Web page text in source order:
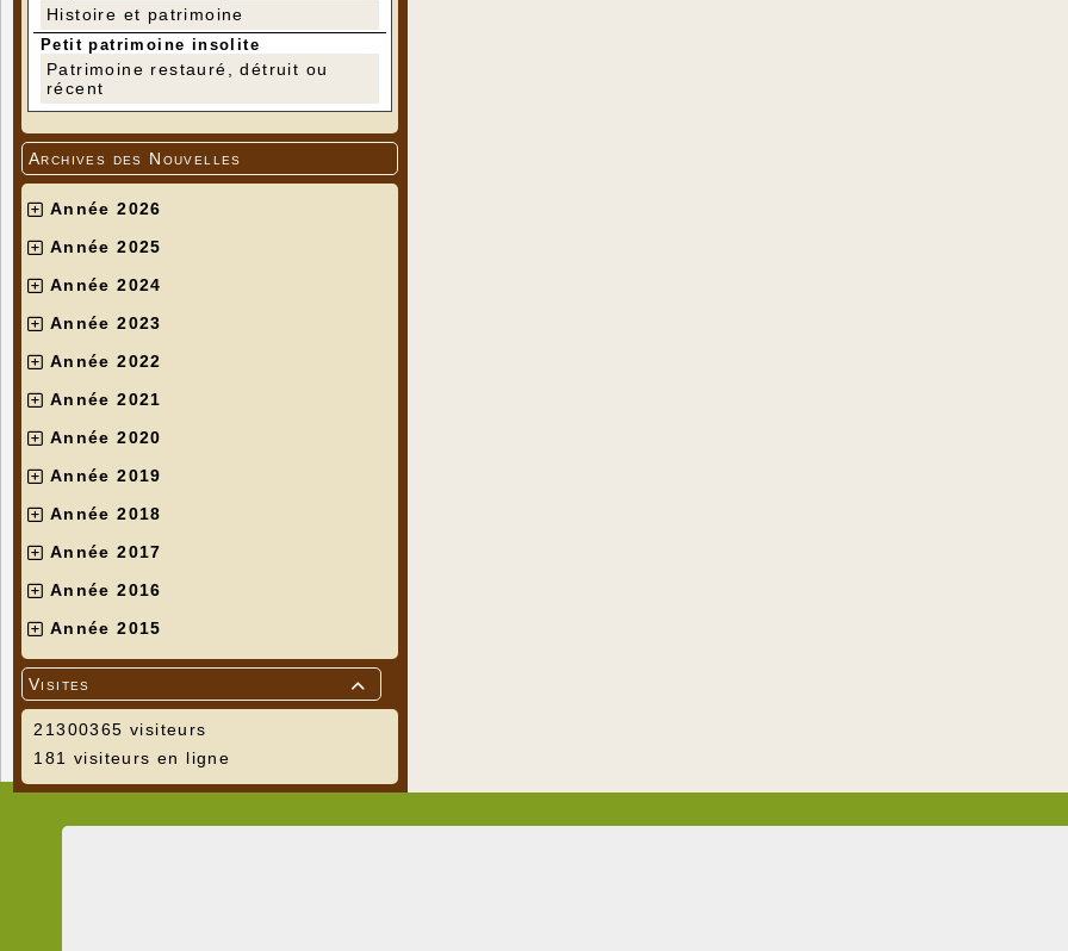
Histoire et patrimoine
Petit patrimoine insolite
Patrimoine restauré, détruit ou
récent
Archives des Nouvelles
Année 2026
Année 2025
Année 2024
Année 2023
Année 2022
Année 2021
Année 2020
Année 2019
Année 2018
Année 2017
Année 2016
Année 2015

Visites
21300365 visiteurs
181 visiteurs en ligne